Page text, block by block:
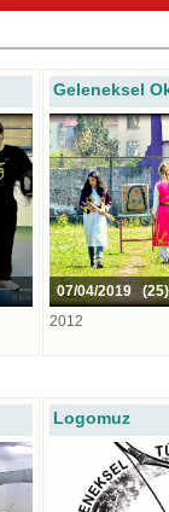
Geleneksel
07/04/2019 (25)
2012
Logomuz